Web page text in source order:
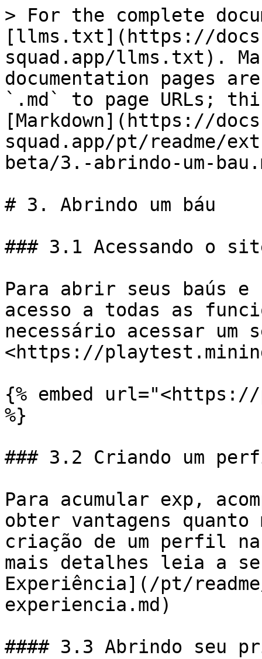
> For the complete
[llms.txt](https://
squad.app/llms.txt).
documentation pages
`.md` to page URLs;
[Markdown](https://
squad.app/pt/readme/
beta/3.-abrindo-um-
# 3. Abrindo um báu
### 3.1 Acessando o
Para abrir seus baús
acesso a todas as
necessário acessar um
<https://
{% embed
%}
### 3.2 Criando um
Para acumular exp,
obter vantagens
criação de um perfil
mais detalhes leia a
Experiência](/pt/
experiencia.md)
#### 3.3 Abrindo seu